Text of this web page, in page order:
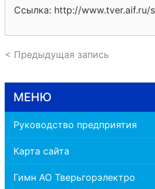
Ссылка: http://www.tver.aif.ru/
< Предыдущая запись
МЕНЮ
Руководство предприятия
Карта сайта
Гимн АО Тверьгорэлектро